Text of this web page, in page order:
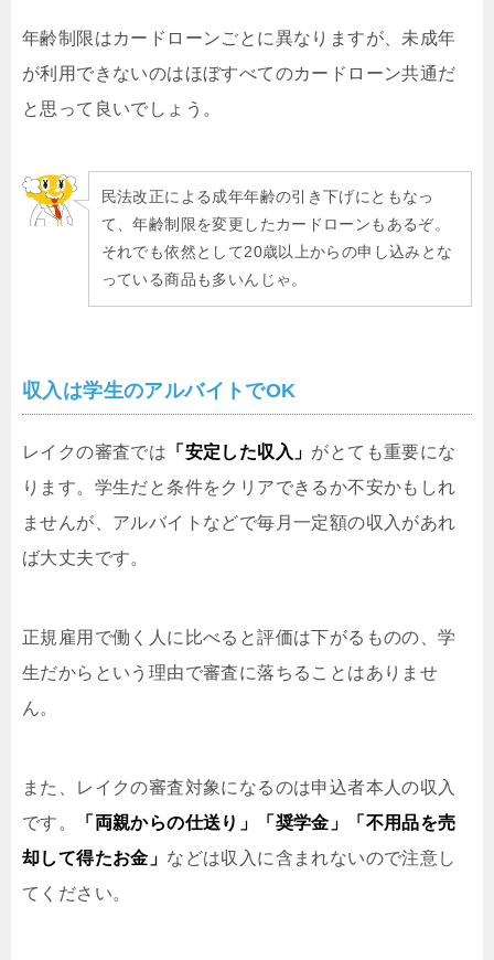
年齢制限はカードローンごとに異なりますが、未成年
が利用できないのはほぼすべてのカードローン共通だ
と思って良いでしょう。
民法改正による成年年齢の引き下げにともなっ
て、年齢制限を変更したカードローンもあるぞ。
それでも依然として20歳以上からの申し込みとな
っている商品も多いんじゃ。
収入は学生のアルバイトでOK
レイクの審査では 「安定した収入」 がとても重要にな
ります。学生だと条件をクリアできるか不安かもしれ
ませんが、アルバイトなどで毎月一定額の収入があれ
ば大丈夫です。
正規雇用で働く人に比べると評価は下がるものの、学
生だからという理由で審査に落ちることはありませ
ん。
また、レイクの審査対象になるのは申込者本人の収入
です。
「両親からの仕送り」「奨学金」「不用品を売
却して得たお金」 などは収入に含まれないので注意し
てください。